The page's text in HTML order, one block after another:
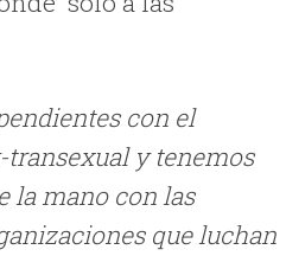
con el
y tenemos
la mano con las
que luchan